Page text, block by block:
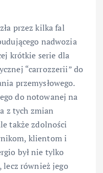
przez kilka fal
nadwozia
krótkie serie dla
“carrozzerii” do
przemysłowego.
do notowanej na
z tych zmian
także zdolności
klientom i
był nie tylko
również jego